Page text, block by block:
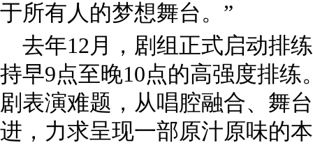
于所有人的梦想舞台。”
去年12月，剧组正式启动排
持早9点至晚10点的高强度排
剧表演难题，从唱腔融合、舞
进，力求呈现一部原汁原味的